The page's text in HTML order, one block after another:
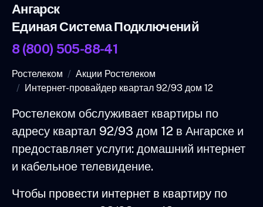
Ангарск
Единая Система Подключений
8 (800) 505-88-41
Ростелеком
Акции Ростелеком
Интернет-провайдер квартал 92/93 дом 12
Ростелеком обслуживает квартиры по
адресу квартал 92/93 дом 12 в Ангарске и
предоставляет услуги: домашний интернет
и кабельное телевидение.
Чтобы провести интернет в квартиру по